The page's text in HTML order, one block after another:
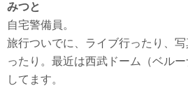
みつと
自宅警備員。
旅行ついでに、ライブ行ったり、
ったり。最近は西武ドーム（ベル
してます。